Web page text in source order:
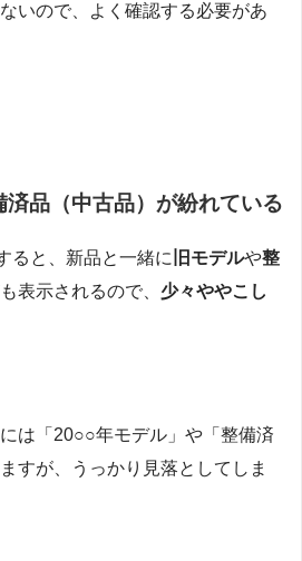
いので、よく確認する必要があ
済品（中古品）が紛れている
ると、新品と一緒に 旧モデルや整
表示されるので、 少々ややこし
は「20○○年モデル」や「整備済
すが、うっかり見落としてしま